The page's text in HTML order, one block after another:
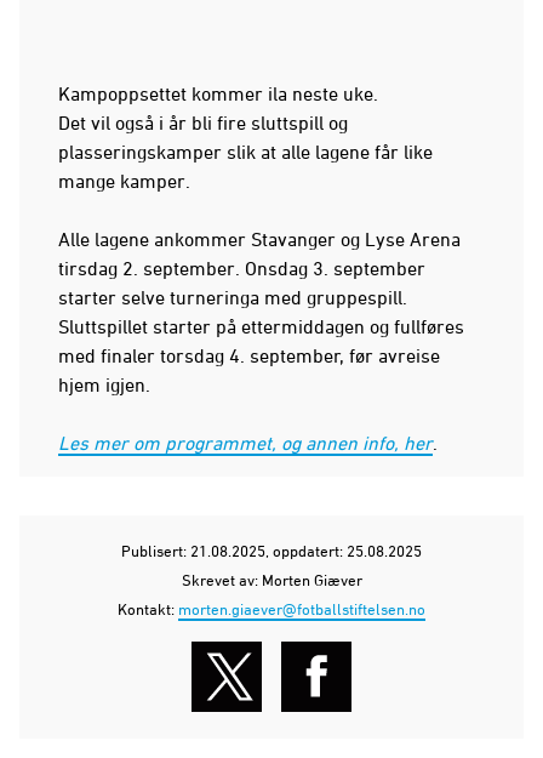
Kampoppsettet kommer ila neste uke.
Det vil også i år bli fire sluttspill og
plasseringskamper slik at alle lagene får like
mange kamper.
Alle lagene ankommer Stavanger og Lyse Arena
tirsdag 2. september. Onsdag 3. september
starter selve turneringa med gruppespill.
Sluttspillet starter på ettermiddagen og fullføres
med finaler torsdag 4. september, før avreise
hjem igjen.
Les mer om programmet, og annen info, her.
Publisert: 21.08.2025 , oppdatert: 25.08.2025
Skrevet av: Morten Giæver
Kontakt: morten.giaever@fotballstiftelsen.no